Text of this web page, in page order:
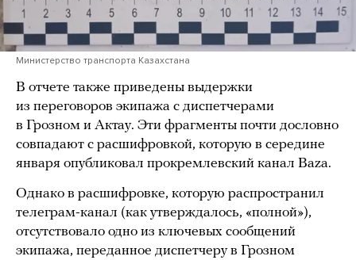
Министерство транспорта Казахстана
В отчете также приведены выдержки
из переговоров экипажа с диспетчерами
в Грозном и Актау. Эти фрагменты почти дословно
совпадают с расшифровкой, которую в середине
января опубликовал прокремлевский канал Baza.
Однако в расшифровке, которую распространил
телеграм-канал (как утверждалось, «полной»),
отсутствовало одно из ключевых сообщений
экипажа, переданное диспетчеру в Грозном